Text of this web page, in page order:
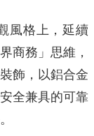
風格上，延續
商務」思維，
飾，以鋁合金
全兼具的可靠